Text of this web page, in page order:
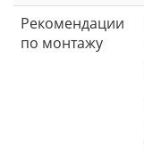
Рекомендации
по монтажу